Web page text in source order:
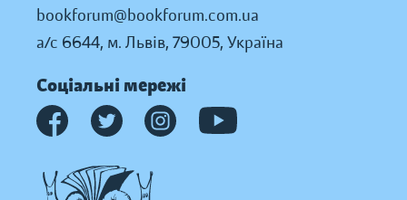
bookforum@bookforum.com.ua
а/с 6644, м. Львів, 79005, Україна
Соціальні мережі